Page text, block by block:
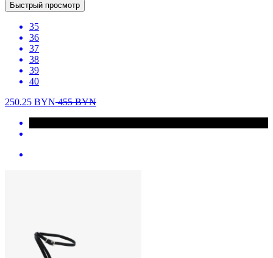
Быстрый просмотр
35
36
37
38
39
40
250.25 BYN455BYN